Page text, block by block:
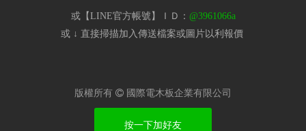
或【LINE官方帳號】ＩＤ： @3961066a
或 ↓ 直接掃描加入傳送檔案或圖片以利報價​
版權所有  國際電木板企業有限公司
按一下加好友